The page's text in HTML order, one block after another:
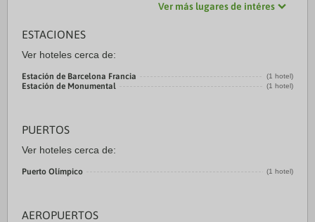
Ver más lugares de intéres
ESTACIONES
Ver hoteles cerca de:
Estación de Barcelona Francia (1 hotel)
Estación de Monumental (1 hotel)
PUERTOS
Ver hoteles cerca de:
Puerto Olímpico (1 hotel)
AEROPUERTOS